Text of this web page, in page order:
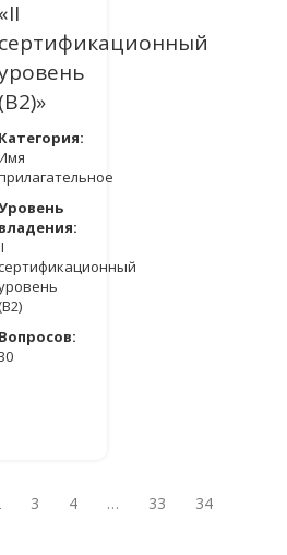
«II
сертификационный
(В2)»
Категория:
владения:
Вопросов:
3 4 … 33
34